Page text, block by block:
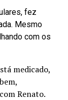
fez
Mesmo
com os
medicado,
Renato.